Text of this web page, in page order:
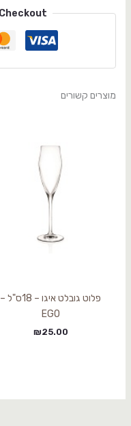
מוצרים קשורים
פלוט גובלט איגו – 18ס"ל –
EGO
₪25.00